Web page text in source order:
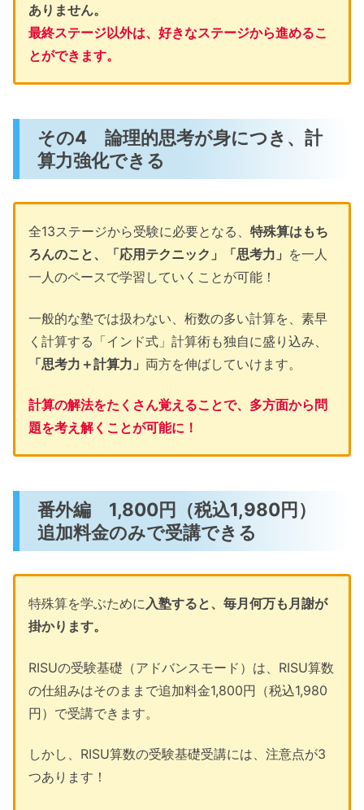
ありません。
最終ステージ以外は、好きなステージから進めるこ
とができます。
その4 論理的思考が身につき、計
算力強化できる
全13ステージから受験に必要となる、 特殊算はもち
ろんのこと、「応用テクニック」「思考力」 を一人
一人のペースで学習していくことが可能！
一般的な塾では扱わない、桁数の多い計算を、素早
く計算する「インド式」計算術も独自に盛り込み、
「思考力＋計算力」 両方を伸ばしていけます。
計算の解法をたくさん覚えることで、多方面から問
題を考え解くことが可能に！
番外編 1,800円（税込1,980円）
追加料金のみで受講できる
特殊算を学ぶために入塾すると、毎月何万も月謝が
掛かります。
RISUの受験基礎（アドバンスモード）は、RISU算数
の仕組みはそのままで追加料金1,800円（税込1,980
円）で受講できます。
しかし、RISU算数の受験基礎受講には、注意点が3
つあります！